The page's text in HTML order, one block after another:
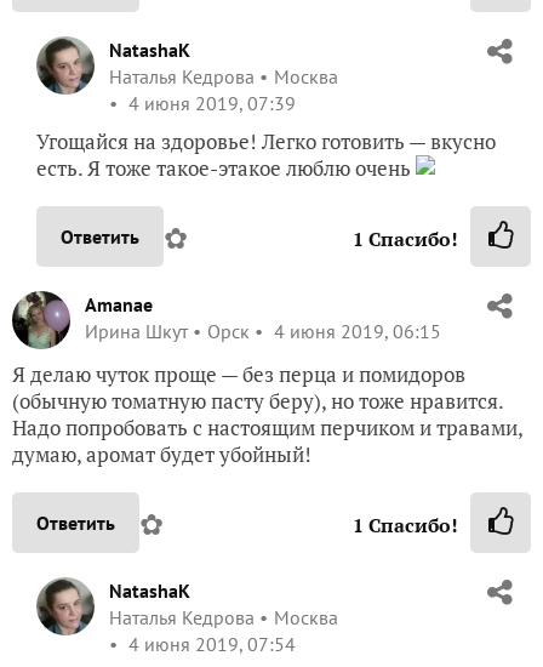
NatashaK
Наталья Кедрова
Москва
4 июня 2019, 07:39
Угощайся на здоровье! Легко готовить — вкусно
есть. Я тоже такое-этакое люблю очень
Ответить ✿ 1 Спасибо!
Amanae
Ирина Шкут
Орск 4 июня 2019, 06:15
Я делаю чуток проще — без перца и помидоров
(обычную томатную пасту беру), но тоже нравится.
Надо попробовать с настоящим перчиком и травами,
думаю, аромат будет убойный!
Ответить ✿ 1 Спасибо!
NatashaK
Наталья Кедрова
Москва
4 июня 2019, 07:54